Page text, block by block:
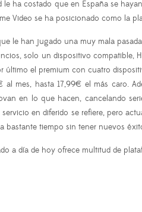
le ha costado que en España se
Video se ha posicionado como la
le han jugado una muy mala
solo un dispositivo compatible,
el premium con cuatro
al mes, hasta 17,99€ el más caro.
en lo que hacen, cancelando
en diferido se refiere, pero
bastante tiempo sin tener nuevos
a día de hoy ofrece multitud de